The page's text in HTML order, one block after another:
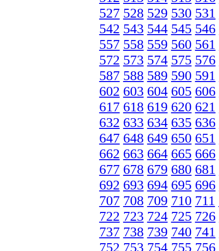
527 528 529 530 531
542 543 544 545 546
557 558 559 560 561
572 573 574 575 576
587 588 589 590 591
602 603 604 605 606
617 618 619 620 621
632 633 634 635 636
647 648 649 650 651
662 663 664 665 666
677 678 679 680 681
692 693 694 695 696
707 708 709 710 711
722 723 724 725 726
737 738 739 740 741
752 753 754 755 756